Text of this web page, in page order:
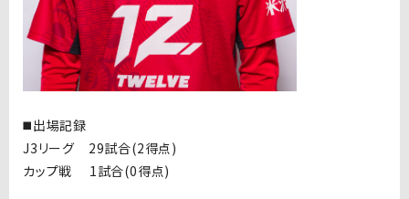
◼️出場記録
J3リーグ 29試合(2得点)
カップ戦 1試合(0得点)